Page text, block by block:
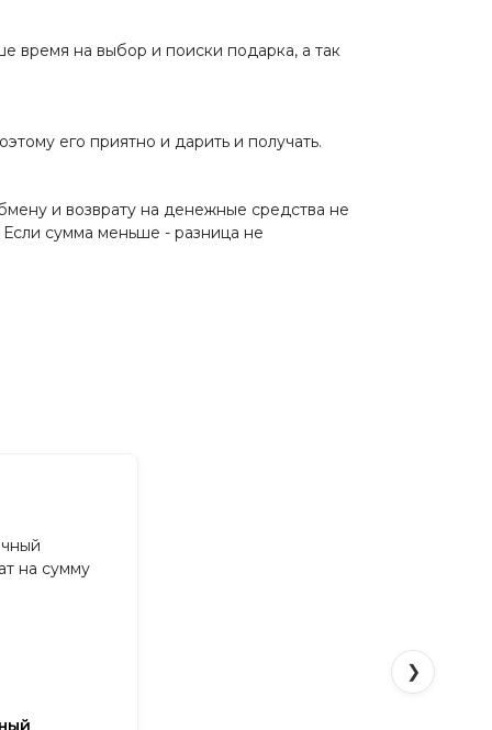
время на выбор и поиски подарка, а так
его приятно и дарить и получать.
и возврату на денежные средства не
сумма меньше - разница не
❯